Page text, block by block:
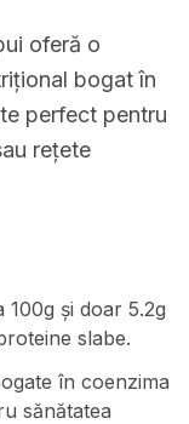
oferă o
bogat în
perfect pentru
rețete
100g și doar 5.2g
slabe.
în coenzima
sănătatea